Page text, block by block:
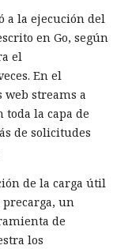
a la ejecución del
en Go, según
el
En el
streams a
toda la capa de
de solicitudes
de la carga útil
un
de
los